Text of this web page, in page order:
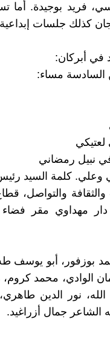
فريد بوجيدة. أما
كذلك جلسات
في أبركان:
وعلي. كلمة السيد
والثقافة والتواصل،
مهداوي مقر فضاء
بوزفور، أبو يوسف
الوادي، محمد
نور الدين طاهري،
الشاعر جمال أزراغيد.